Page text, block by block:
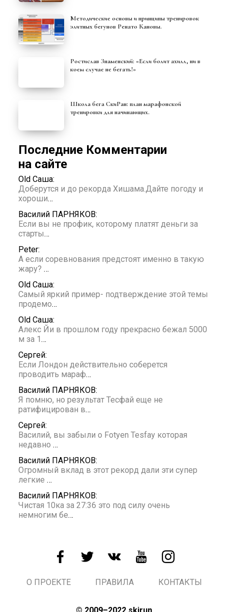
Методические основы и принципы тренировок
элитных бегунов Ренато Кановы.
Ростислав Знаменский: «Если болит ахилл, ни в
коем случае не бегать!»
Школа бега СкиРан: план марафонской
тренировки для начинающих.
Последние Комментарии
на сайте
Old Саша:
Доберутся и до рекорда Хишама.Дайте погоду и
хороши…
Василий ПАРНЯКОВ:
Если вы не профик, которому платят деньги за
старты…
Peter:
А если соревнования предстоят именно в такую
жару? …
Old Саша:
Самый яркий пример- подтверждение этой темы
продемо…
Old Саша:
Алекс Йи в прошлом году прекрасно бежал 5000
м за 1…
Сергей:
Если Лондон действительно соберется
проводить мараф…
Василий ПАРНЯКОВ:
Я помню, но результат Тесфай еще не
ратифицирован в…
Сергей:
Василий, вы забыли о Fotyen Tesfay которая
недавно …
Василий ПАРНЯКОВ:
Огромный вклад в этот рекорд дали эти супер
легкие …
Василий ПАРНЯКОВ:
Чистая 10ка за 27:36 это под силу очень
немногим бе…
О ПРОЕКТЕ ПРАВИЛА КОНТАКТЫ